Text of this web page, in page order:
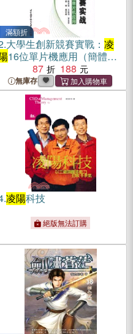
滿額折
大學生創新競賽實戰： 凌
16位單片機應用（簡體
87 188
無庫存
凌陽科技
絕版無法訂購